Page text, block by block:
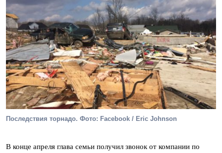
Последствия торнадо. Фото: Facebook / Eric Johnson
В конце апреля глава семьи получил звонок от компании по